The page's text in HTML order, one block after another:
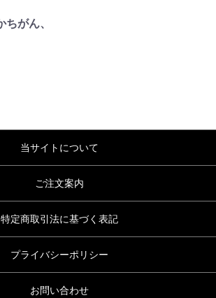
がん、
当サイトについて
ご注文案内
特定商取引法に基づく表記
プライバシーポリシー
お問い合わせ